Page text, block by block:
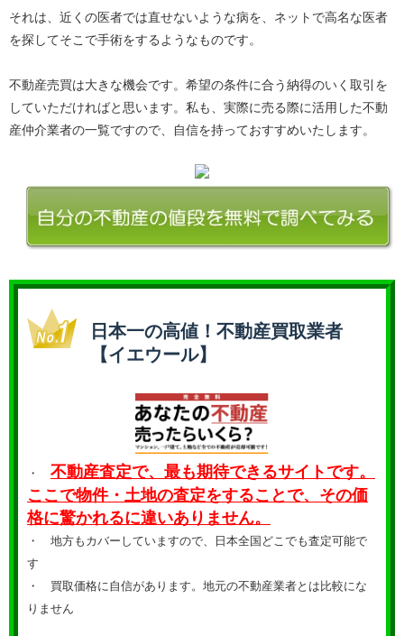
それは、近くの医者では直せないような病を、ネットで高名な医者
を探してそこで手術をするようなものです。
不動産売買は大きな機会です。希望の条件に合う納得のいく取引を
していただければと思います。私も、実際に売る際に活用した不動
産仲介業者の一覧ですので、自信を持っておすすめいたします。
日本一の高値！不動産買取業者
【イエウール】
・ 不動産査定で、最も期待できるサイトです。
ここで物件・土地の査定をすることで、その価
格に驚かれるに違いありません。
・ 地方もカバーしていますので、日本全国どこでも査定可能で
す
・ 買取価格に自信があります。地元の不動産業者とは比較にな
りません